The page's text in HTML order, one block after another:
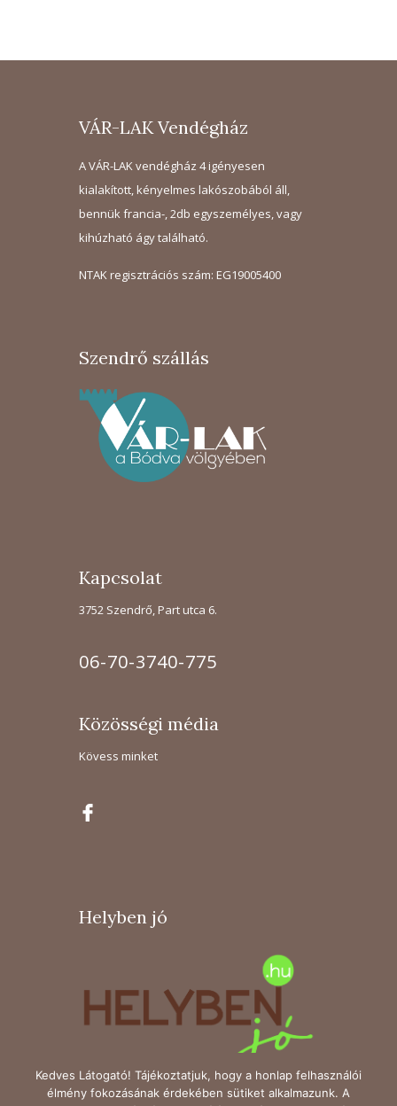
VÁR-LAK Vendégház
A VÁR-LAK vendégház 4 igényesen
kialakított, kényelmes lakószobából áll,
bennük francia-, 2db egyszemélyes, vagy
kihúzható ágy található.
NTAK regisztrációs szám: EG19005400
Szendrő szállás
Kapcsolat
3752 Szendrő, Part utca 6.
06-70-3740-775
Közösségi média
Kövess minket
Helyben jó
Kedves Látogató! Tájékoztatjuk, hogy a honlap felhasználói
élmény fokozásának érdekében sütiket alkalmazunk. A